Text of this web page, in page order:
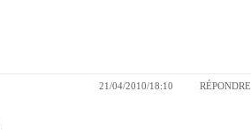
21/04/2010/18:10 RÉPONDRE